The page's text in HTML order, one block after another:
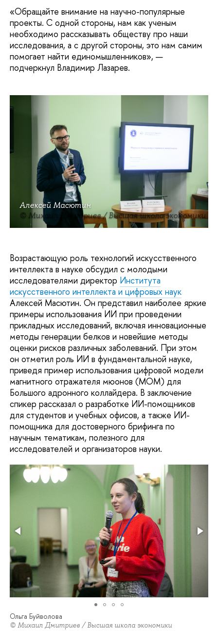
«Обращайте внимание на научно-популярные
проекты. С одной стороны, нам как ученым
необходимо рассказывать обществу про наши
исследования, а с другой стороны, это нам самим
помогает найти единомышленников», —
подчеркнул Владимир Лазарев.
Алексей Масютин
© Михаил Дмитриев / Высшая школа экономики
Возрастающую роль технологий искусственного
интеллекта в науке обсудил с молодыми
исследователями директор Института
искусственного интеллекта и цифровых наук
Алексей Масютин. Он представил наиболее яркие
примеры использования ИИ при проведении
прикладных исследований, включая инновационные
методы генерации белков и новейшие методы
оценки рисков различных заболеваний. При этом
он отметил роль ИИ в фундаментальной науке,
приведя пример использования цифровой модели
магнитного отражателя мюонов (МОМ) для
Большого адронного коллайдера. В заключение
спикер рассказал о разработке ИИ-помощников
для студентов и учебных офисов, а также ИИ-
помощника для достоверного брифинга по
научным тематикам, полезного для
исследователей и организаторов науки.
Ольга Буйволова
© Михаил Дмитриев / Высшая школа экономики